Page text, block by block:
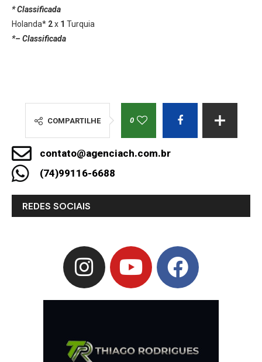
* Classificada
Holanda* 2x 1 Turquia
*– Classificada
COMPARTILHE 0
contato@agenciach.com.br
(74)99116-6688
REDES SOCIAIS